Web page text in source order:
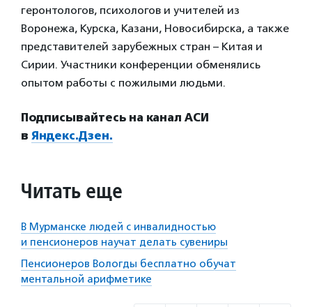
геронтологов, психологов и учителей из
Воронежа, Курска, Казани, Новосибирска, а также
представителей зарубежных стран – Китая и
Сирии. Участники конференции обменялись
опытом работы с пожилыми людьми.
Подписывайтесь на канал АСИ
в Яндекс.Дзен.
Читать еще
В Мурманске людей с инвалидностью
и пенсионеров научат делать сувениры
Пенсионеров Вологды бесплатно обучат
ментальной арифметике